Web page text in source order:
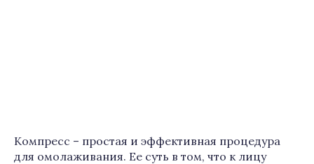
Компресс – простая и эффективная процедура
для омолаживания. Ее суть в том, что к лицу